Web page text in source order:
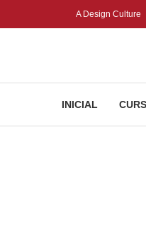
A Design Culture
INICIAL